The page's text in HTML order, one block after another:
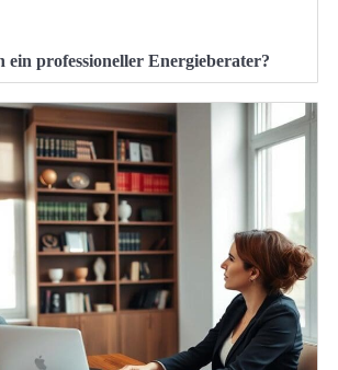
ein professioneller Energieberater?